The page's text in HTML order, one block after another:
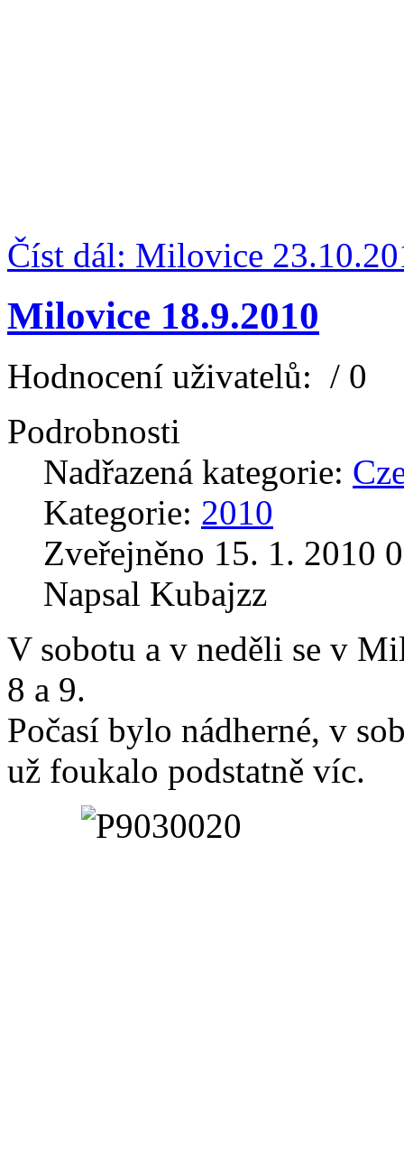
Číst dál: Milovice
Milovice 18.9.2010
Hodnocení uživatelů: / 0
Podrobnosti
Nadřazená kategorie:
Kategorie: 2010
Zveřejněno 15. 1. 2010
Napsal Kubajzz
V sobotu a v neděli se v
8 a 9.
Počasí bylo nádherné, v
už foukalo podstatně víc.